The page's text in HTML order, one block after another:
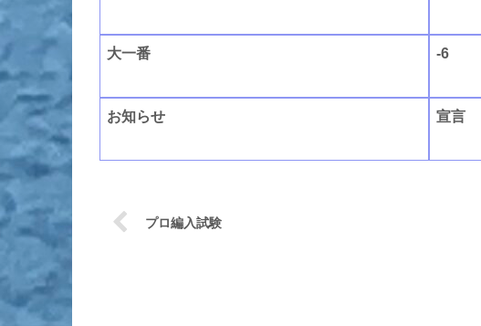
大一番 -6
お知らせ 宣言
プロ編入試験